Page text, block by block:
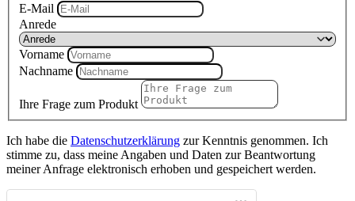
E-Mail
Anrede
Vorname
Nachname
Ihre Frage zum Produkt
Ich habe die Datenschutzerklärung zur Kenntnis genommen. Ich
stimme zu, dass meine Angaben und Daten zur Beantwortung
meiner Anfrage elektronisch erhoben und gespeichert werden.